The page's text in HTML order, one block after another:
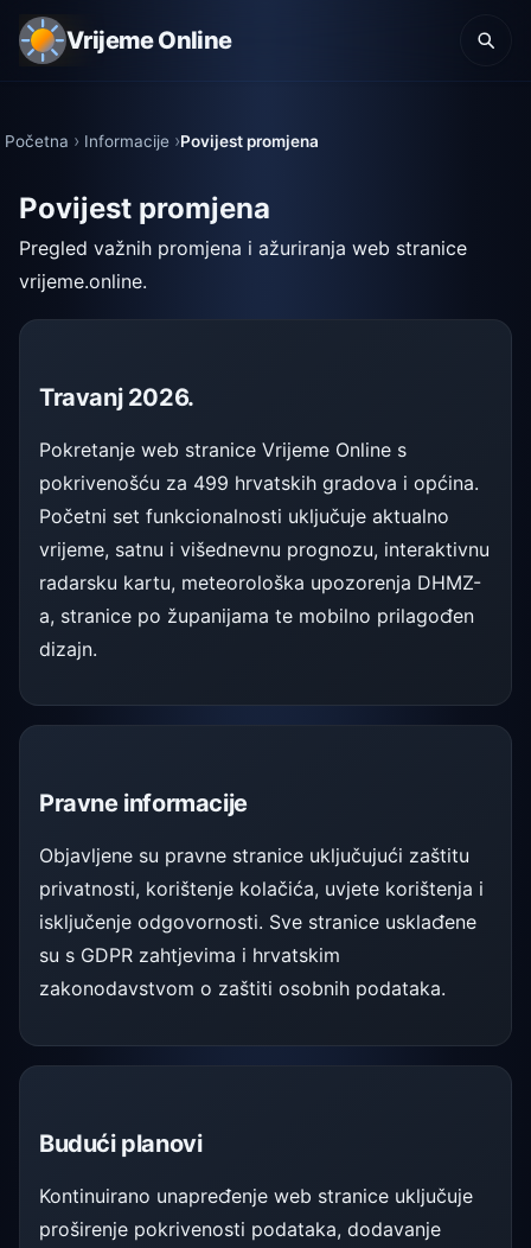
Vrijeme Online
Početna Informacije Povijest promjena
Povijest promjena
Pregled važnih promjena i ažuriranja web stranice
vrijeme.online.
Travanj 2026.
Pokretanje web stranice Vrijeme Online s
pokrivenošću za 499 hrvatskih gradova i općina.
Početni set funkcionalnosti uključuje aktualno
vrijeme, satnu i višednevnu prognozu, interaktivnu
radarsku kartu, meteorološka upozorenja DHMZ-
a, stranice po županijama te mobilno prilagođen
dizajn.
Pravne informacije
Objavljene su pravne stranice uključujući zaštitu
privatnosti, korištenje kolačića, uvjete korištenja i
isključenje odgovornosti. Sve stranice usklađene
su s GDPR zahtjevima i hrvatskim
zakonodavstvom o zaštiti osobnih podataka.
Budući planovi
Kontinuirano unapređenje web stranice uključuje
proširenje pokrivenosti podataka, dodavanje